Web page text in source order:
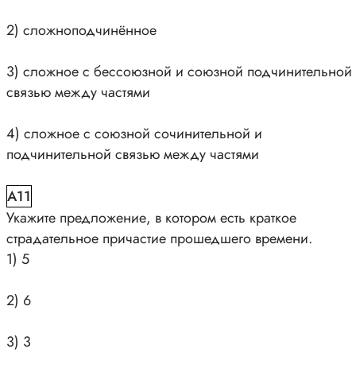
2) сложноподчинённое
3) сложное с бессоюзной и союзной подчинительной
связью между частями
4) сложное с союзной сочинительной и
подчинительной связью между частями
A11
Укажите предложение, в котором есть краткое
страдательное причастие прошедшего времени.
1) 5
2) 6
3) 3